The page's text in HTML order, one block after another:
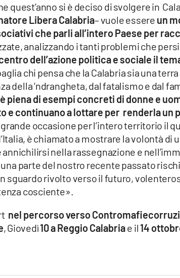
quest’anno si è deciso di svolgere in
Libera Calabria– vuole essere un
che parli all’intero Paese per
analizzando i tanti problemi che
dell’azione politica e sociale il
chi pensa che la Calabria sia una
della ‘ndrangheta, dal fatalismo e dal
piena di esempi concreti di donne e
e continuano a lottare per renderla un
occasione per l’intero territorio il
è chiamato a mostrare la volontà di
nella rassegnazione e
parte del nostro recente passato
sguardo rivolto verso il futuro,
cosciente».
nel percorso verso
, Giovedì10 a Reggio Calabriae il 14